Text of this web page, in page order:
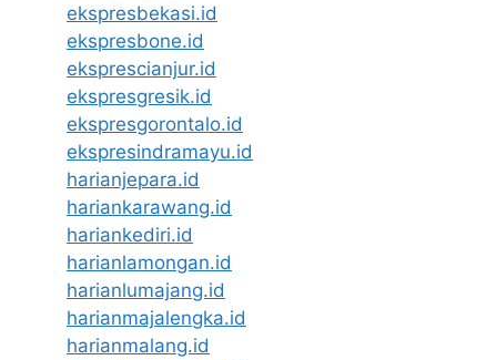
ekspresbekasi.id
ekspresbone.id
eksprescianjur.id
ekspresgresik.id
ekspresgorontalo.id
ekspresindramayu.id
harianjepara.id
hariankarawang.id
hariankediri.id
harianlamongan.id
harianlumajang.id
harianmajalengka.id
harianmalang.id